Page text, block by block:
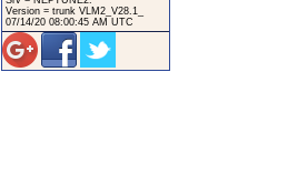
Version = trunk VLM2_V28.1_
07/14/20 08:00:45 AM UTC